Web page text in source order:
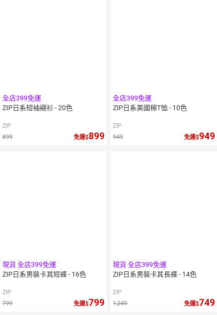
全店399免運
ZIP日系短袖襯衫 - 20色
ZIP
899
免運 899
全店399免運
ZIP日系美國棉T恤 - 10色
ZIP
949
免運 949
現貨 全店399免運
ZIP日系男裝卡其短褲 - 16色
ZIP
799
免運 799
現貨 全店399免運
ZIP日系男裝卡其長褲 - 14色
ZIP
1,249
免運 749